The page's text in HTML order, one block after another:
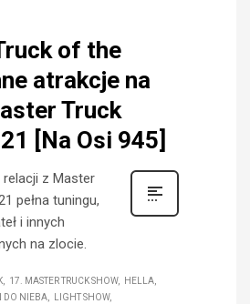
of the
atrakcje na
Truck
[Na Osi 945]
z Master
pełna tuningu,
i innych
na zlocie.
17. MASTER TRUCK SHOW
HELLA
DO NIEBA
LIGHT SHOW